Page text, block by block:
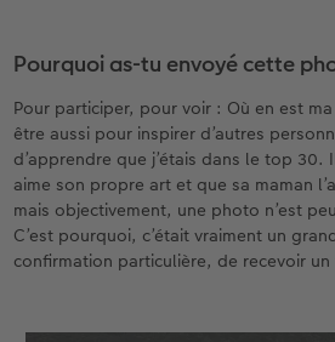
Pourquoi as-tu envoyé cette
Pour participer, pour voir : Où en est
être aussi pour inspirer d’autres
d’apprendre que j’étais dans le top 30.
aime son propre art et que sa maman
mais objectivement, une photo n’est
C’est pourquoi, c’était vraiment un
confirmation particulière, de recevoir